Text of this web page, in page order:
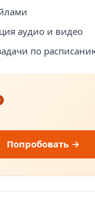
аудио и видео
по
Попробовать →